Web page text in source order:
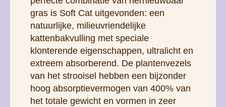
gras is Soft Cat uitgevonden: een
natuurlijke, milieuvriendelijke
kattenbakvulling met speciale
klonterende eigenschappen, ultralicht en
extreem absorberend. De plantenvezels
van het strooisel hebben een bijzonder
hoog absorptievermogen van 400% van
het totale gewicht en vormen in zeer